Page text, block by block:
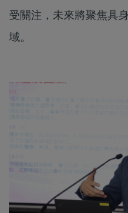
受關注，未來將聚焦具
域。